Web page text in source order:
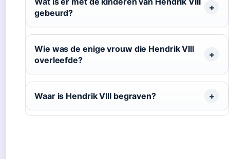
gebeurd?
Wie was de enige vrouw die Hendrik VIII
overleefde?
Waar is Hendrik VIII begraven?